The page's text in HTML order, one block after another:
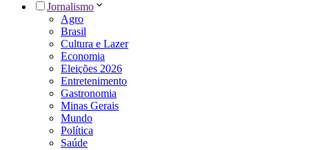
Jornalismo
Agro
Brasil
Cultura e Lazer
Economia
Eleições 2026
Entretenimento
Gastronomia
Minas Gerais
Mundo
Política
Saúde